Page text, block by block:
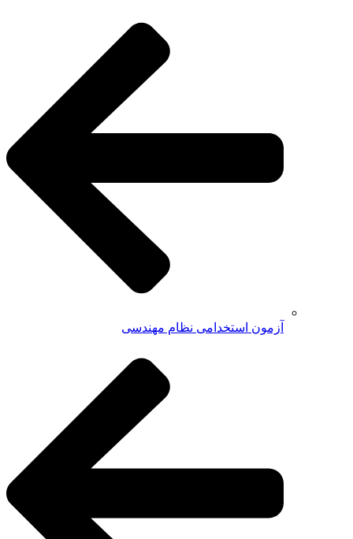
آزمون استخدامی نظام مهندسی